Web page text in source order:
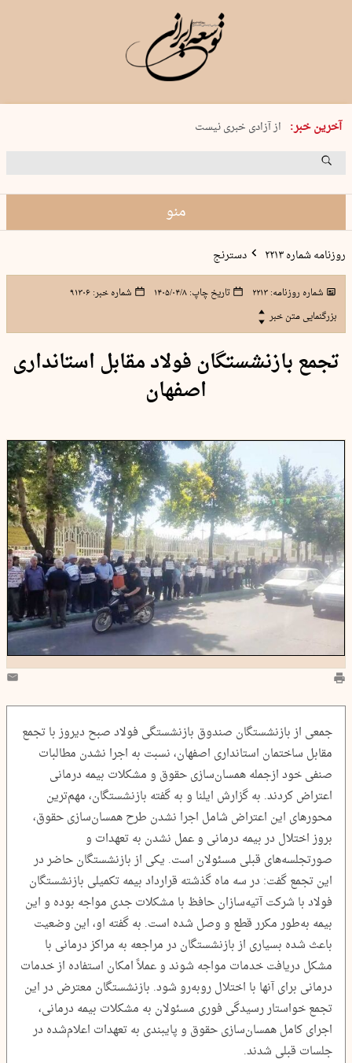
آخرین خبر:
یکشنبه 18 مرداد 1405 شماره 2245
از آزادی خبری نیست
۸۸۸ نفر سال گذشته بر اثر غرق‌شدگی جان …
منو
روزنامه شماره ۲۲۱۳ دسترنج
شماره روزنامه:۲۲۱۳ تاریخ چاپ:۱۴۰۵/۰۴/۸ شماره خبر:۹۱۳۰۶
بزرگنمایی متن خبر
تجمع بازنشستگان فولاد مقابل استانداری
اصفهان
جمعی از بازنشستگان صندوق بازنشستگی فولاد صبح دیروز با تجمع
مقابل ساختمان استانداری اصفهان، نسبت به اجرا نشدن مطالبات
صنفی خود ازجمله همسان‌سازی حقوق و مشکلات بیمه درمانی
اعتراض کردند. به گزارش ایلنا و به گفته بازنشستگان، مهم‌ترین
محورهای این اعتراض شامل اجرا نشدن طرح همسان‌سازی حقوق،
بروز اختلال در بیمه درمانی و عمل نشدن به تعهدات و
صورتجلسه‌های قبلی مسئولان است. یکی از بازنشستگان حاضر در
این تجمع گفت: در سه ماه گذشته قرارداد بیمه تکمیلی بازنشستگان
فولاد با شرکت آتیه‌سازان حافظ با مشکلات جدی مواجه بوده و این
بیمه به‌طور مکرر قطع و وصل شده است. به گفته او، این وضعیت
باعث شده بسیاری از بازنشستگان در مراجعه به مراکز درمانی با
مشکل دریافت خدمات مواجه شوند و عملاً امکان استفاده از خدمات
درمانی برای آنها با اختلال روبه‌رو شود. بازنشستگان معترض در این
تجمع خواستار رسیدگی فوری مسئولان به مشکلات بیمه درمانی،
اجرای کامل همسان‌سازی حقوق و پایبندی به تعهدات اعلام‌شده در
جلسات قبلی شدند.